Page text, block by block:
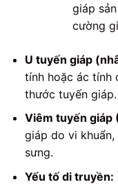
giáp
cường
U tuyến giáp
tính hoặc ác tính
thước tuyến giáp.
Viêm tuyến giáp
giáp do vi
sưng.
Yếu tố di truyền: